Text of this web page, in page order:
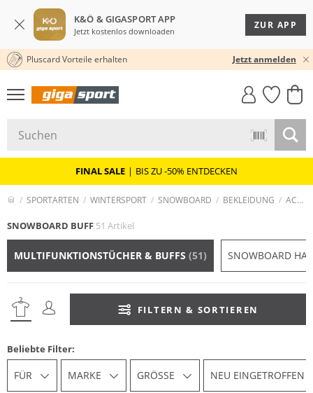
K&Ö & GIGASPORT APP
Jetzt kostenlos downloaden
ZUR APP
★★★★★ 4,8 / 5,0 STERNE
Pluscard Vorteile erhalten Jetzt anmelden
GIGASTYLE
FAHRRAD­
MUST-HAVE
FINAL SALE | BIS ZU -50% ENTDECKEN
SPORTARTEN WINTERSPORT SNOWBOARD BEKLEIDUNG ACCESSOIRES
SNOWBOARD BUFF 51 Artikel
MULTIFUNKTIONSTÜCHER & BUFFS (51) SNOWBOARD
FILTERN & SORTIEREN
Beliebte Filter:
FÜR MARKE GRÖSSE NEU EINGETROFFEN